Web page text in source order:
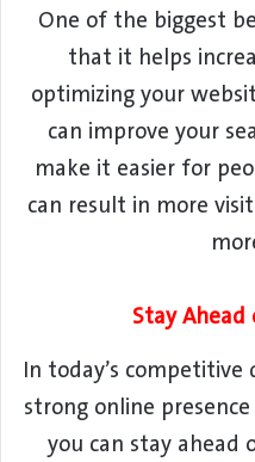
One of the biggest
that it helps
optimizing your
can improve your
make it easier for
can result in more
Stay
In today’s
strong online
you can stay ahead